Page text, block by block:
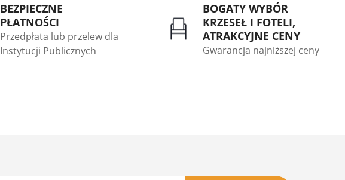
BEZPIECZNE
PŁATNOŚCI
Przedpłata lub przelew dla
Instytucji Publicznych
BOGATY WYBÓR
KRZESEŁ I FOTELI,
ATRAKCYJNE CENY
Gwarancja najniższej ceny